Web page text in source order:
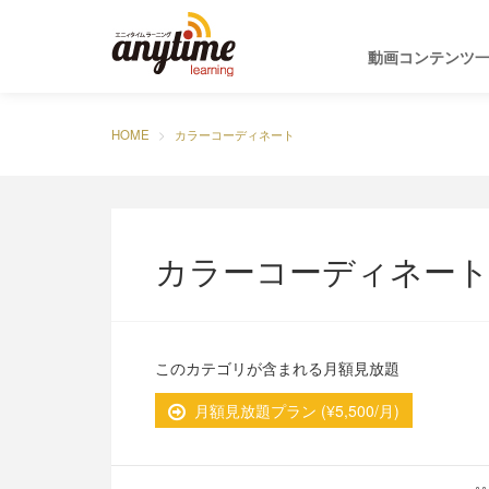
動画コンテンツ
HOME カラーコーディネート
カラーコーディネート
このカテゴリが含まれる月額見放題
月額見放題プラン (¥5,500/月)